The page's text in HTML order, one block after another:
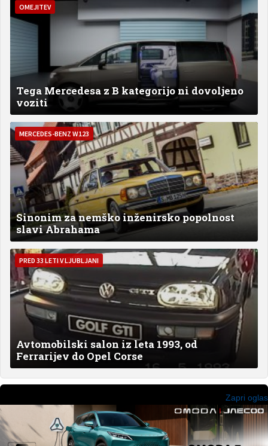
OMEJITEV
Tega Mercedesa z B kategorijo ni dovoljeno
voziti
MERCEDES-BENZ W123
Sinonim za nemško inženirsko popolnost
slavi Abrahama
PRED 33 LETI V LJUBLJANI
Avtomobilski salon iz leta 1993, od
Ferrarijev do Opel Corse
Zapri oglas